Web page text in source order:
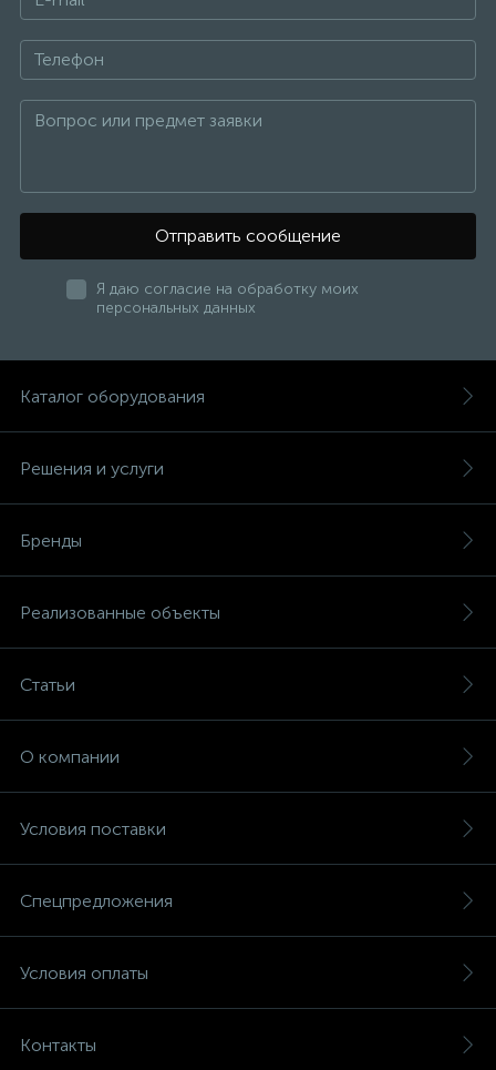
Отправить сообщение
Я даю согласие на обработку моих
персональных данных
Каталог оборудования
Решения и услуги
Бренды
Реализованные объекты
Статьи
О компании
Условия поставки
Спецпредложения
Условия оплаты
Контакты